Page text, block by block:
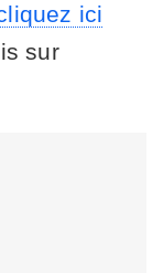
ici
sur